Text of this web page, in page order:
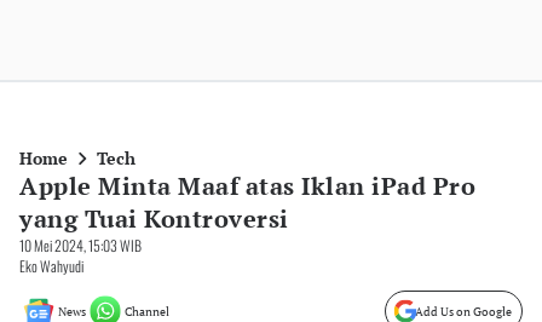
Home Tech
Apple Minta Maaf atas Iklan iPad Pro
yang Tuai Kontroversi
10 Mei 2024, 15:03 WIB
Eko Wahyudi
News Channel Add Us on Google